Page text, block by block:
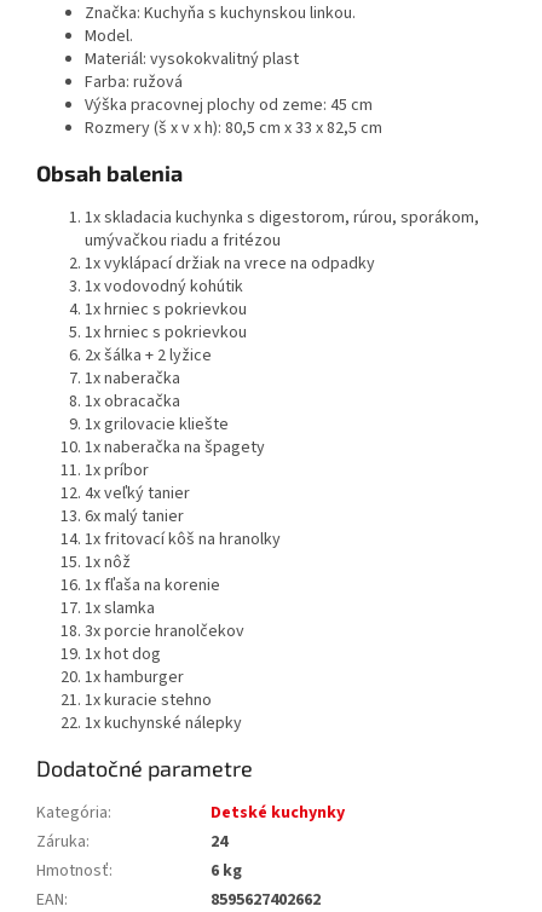
Značka: Kuchyňa s kuchynskou linkou.
Model.
Materiál: vysokokvalitný plast
Farba: ružová
Výška pracovnej plochy od zeme: 45 cm
Rozmery (š x v x h): 80,5 cm x 33 x 82,5 cm
Obsah balenia
1x skladacia kuchynka s digestorom, rúrou, sporákom,
umývačkou riadu a fritézou
1x vyklápací držiak na vrece na odpadky
1x vodovodný kohútik
1x hrniec s pokrievkou
1x hrniec s pokrievkou
2x šálka + 2 lyžice
1x naberačka
1x obracačka
1x grilovacie kliešte
1x naberačka na špagety
1x príbor
4x veľký tanier
6x malý tanier
1x fritovací kôš na hranolky
1x nôž
1x fľaša na korenie
1x slamka
3x porcie hranolčekov
1x hot dog
1x hamburger
1x kuracie stehno
1x kuchynské nálepky
Dodatočné parametre
Kategória:
Detské kuchynky
Záruka:
24
Hmotnosť:
6 kg
EAN:
8595627402662